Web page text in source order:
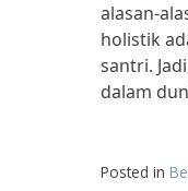
alasan-
holistik
santri.
dalam
Posted in